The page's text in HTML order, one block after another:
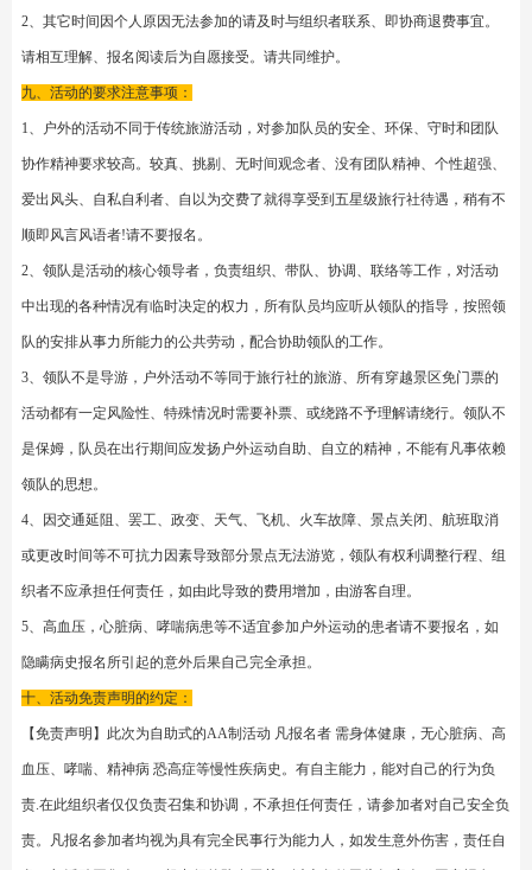
第一：6：10邢村立交桥站牌，过街桥下路北。
第二：6：15林家庄站牌过街天桥下路北
第三：6：20经十路凤凰路交叉口西路北30米
第四：6：25奥体省立东院西经十路上鲁信过街桥下路北
第五：6：35燕山立交桥下红绿灯西北角117公交车站牌处集合
第六：6：45省体对面电力医院西临
第七：6：50和谐广场公交车站牌西邻
第八：6：55市立五院十字路口西北角班车停靠点
第九：7：00腊山立交公交车站牌东邻。
第十：7：10济南西高速口过街桥下西邻。
济南西上高速
八、活动特殊情况的约定：
报名打款即认同、并并完全同意本约定。
长线活动因涉及相对复杂、如订车、住宿、吃饭、向导、地接、等内容较多、
报名后打款、即为确认、又因个人原因无法参加的、为个人情况于组织者无
关、特约定退费情况。打款即为认同、并同意本约定。请勿纠缠、请勿纠缠。
1、因个人原因打款后无法参加、请提前三天请假。两天期内报名同时打款的
队员即为确认。这个时已经在不退费期间、不接受要求退款。请自找替补顶
替。但如清明、五一、端午、中秋、十一、元旦、春节等国假日请提前四天提
出。
2、其它时间因个人原因无法参加的请及时与组织者联系、即协商退费事宜。
请相互理解、报名阅读后为自愿接受。请共同维护。
九、活动的要求注意事项：
1、户外的活动不同于传统旅游活动，对参加队员的安全、环保、守时和团队